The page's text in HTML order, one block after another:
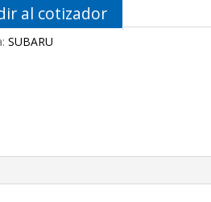
al cotizador
SUBARU